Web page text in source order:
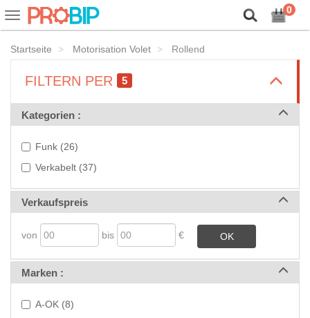
Ein-
oder
Ausblenden
der
0
Startseite Motorisation Volet Rollend
FILTERN PER 5
Kategorien :
Funk (26)
Verkabelt (37)
Verkaufspreis>
von bis € OK
Marken :
A-OK (8)
Lassen Sie uns unsere Cookies vorstellen!